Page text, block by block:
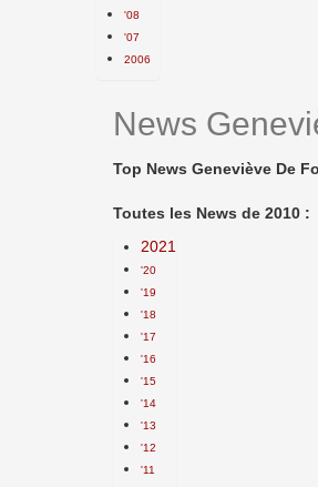
'08
'07
2006
News
Top News Geneviève De
Toutes les News de 2010 :
2021
'20
'19
'18
'17
'16
'15
'14
'13
'12
'11